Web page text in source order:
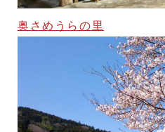
奥さめうらの里